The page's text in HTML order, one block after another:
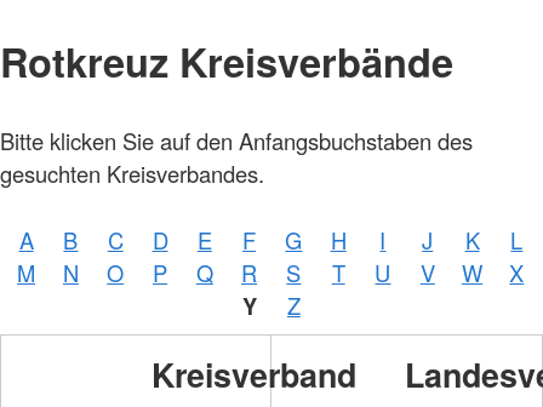
Rotkreuz Kreisverbände
Bitte klicken Sie auf den Anfangsbuchstaben des
gesuchten Kreisverbandes.
A B C D E F G H I J K
L
M
N O P Q R S T U V W X
Y Z
Kreisverband